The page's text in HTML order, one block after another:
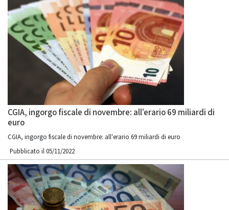
CGIA, ingorgo fiscale di novembre: all’erario 69 miliardi di
euro
CGIA, ingorgo fiscale di novembre: all'erario 69 miliardi di euro
Pubblicato il 05/11/2022